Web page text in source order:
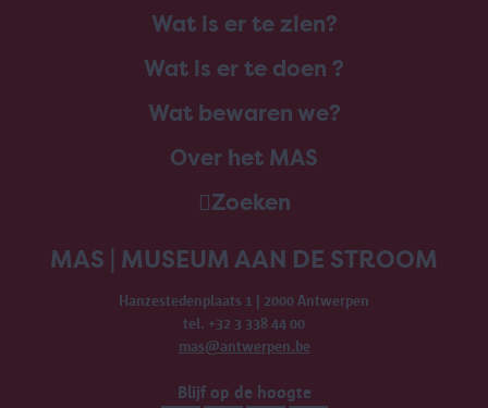
Wat is er te zien?
Wat is er te doen ?
Wat bewaren we?
Over het MAS
Zoeken
MAS | MUSEUM AAN DE STROOM
Hanzestedenplaats 1 | 2000 Antwerpen
tel. +32 3 338 44 00
mas@antwerpen.be
Blijf op de hoogte